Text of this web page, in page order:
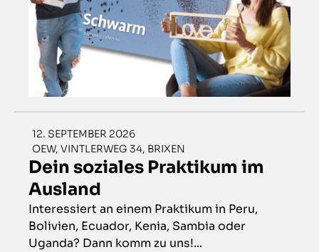
12. SEPTEMBER 2026
OEW, VINTLERWEG 34, BRIXEN
Dein soziales Praktikum im
Ausland
Interessiert an einem Praktikum in Peru,
Bolivien, Ecuador, Kenia, Sambia oder
Uganda? Dann komm zu uns!...